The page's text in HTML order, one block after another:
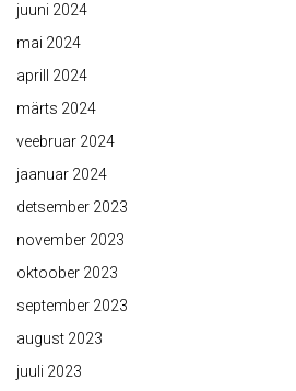
juuni 2024
mai 2024
aprill 2024
märts 2024
veebruar 2024
jaanuar 2024
detsember 2023
november 2023
oktoober 2023
september 2023
august 2023
juuli 2023